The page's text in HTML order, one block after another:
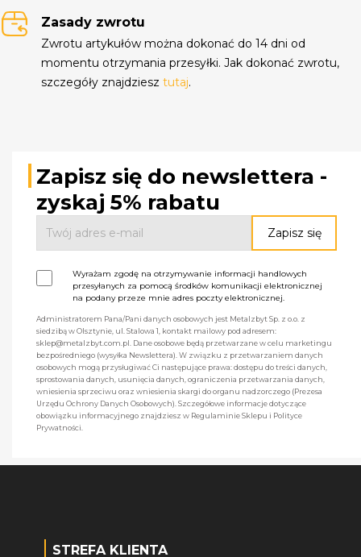
Zasady zwrotu
Zwrotu artykułów można dokonać do 14 dni od
momentu otrzymania przesyłki. Jak dokonać zwrotu,
szczegóły znajdziesztutaj.
Zapisz się do newslettera -
zyskaj 5% rabatu
Wyrażam zgodę na otrzymywanie informacji handlowych
przesyłanych za pomocą środków komunikacji elektronicznej
na podany przeze mnie adres poczty elektronicznej.
Administratorem Pana/Pani danych osobowych jest Metalzbyt Sp. z o.o. z
siedzibą w Olsztynie, ul. Stalowa 1, kontakt mailowy pod adresem:
sklep@metalzbyt.com.pl. Dane osobowe będą przetwarzane w celu marketingu
bezpośredniego (wysyłka Newslettera). W związku z przetwarzaniem danych
osobowych mogą przysługiwać Ci następujące prawa: dostępu do treści danych,
sprostowania danych, usunięcia danych, ograniczenia przetwarzania danych,
wniesienia sprzeciwu oraz wniesienia skargi do organu nadzorczego (Prezesa
Urzędu Ochrony Danych Osobowych). Szczegółowe informacje dotyczące
obowiązku informacyjnego znajdziesz w Regulaminie Sklepu i Polityce
Prywatności.
STREFA KLIENTA